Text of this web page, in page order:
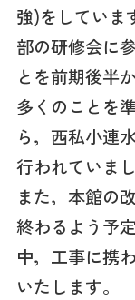
強)をしていま
部の研修会に
とを前期後半
多くのことを
ら，西私小連
行われていまし
また，本館の
終わるよう予
中，工事に携
いたします。